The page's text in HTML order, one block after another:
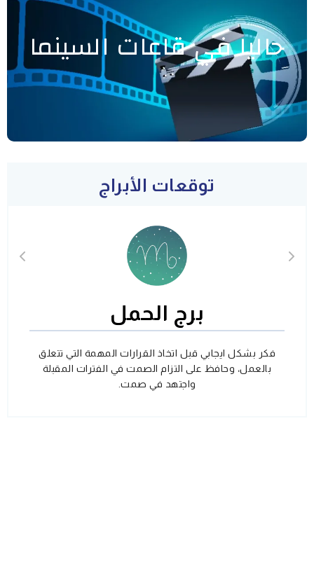
حاليا في قاعات السينما
توقعات الأبراج
برج الحمل
فكر بشكل ايجابي قبل اتخاذ القرارات المهمة التي تتعلق
بالعمل، وحافظ على التزام الصمت في الفترات المقبلة
واجتهد في صمت.